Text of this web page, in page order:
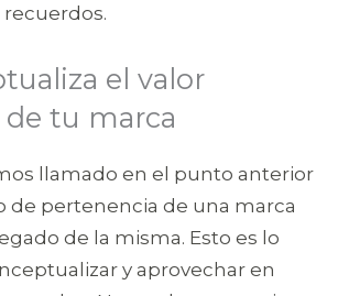
el valor
tu marca
llamado en el punto anterior
de pertenencia de una marca
de la misma. Esto es lo
y aprovechar en